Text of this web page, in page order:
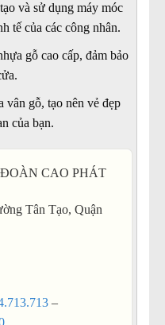
và sử dụng máy móc
tế của các công nhân.
gỗ cao cấp, đảm bảo
vân gỗ, tạo nên vẻ đẹp
của bạn.
CAO PHÁT
Tân Tạo, Quận
–